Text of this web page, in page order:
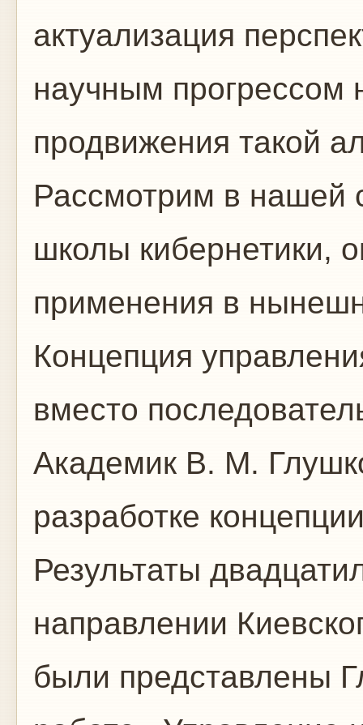
актуализация
научным прогрессом
продвижения такой
Рассмотрим в нашей
школы кибернетики,
применения в
Концепция
вместо
Академик В. М.
разработке
Результаты
направлении
были представлены